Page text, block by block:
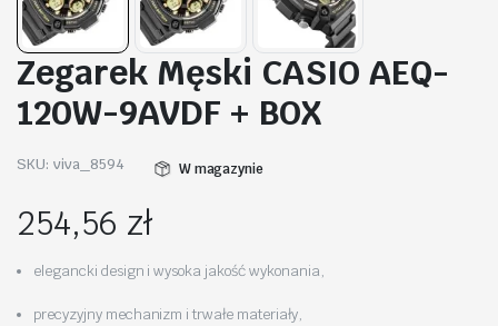
Zegarek Męski CASIO AEQ-
120W-9AVDF + BOX
SKU: viva_8594 W magazynie
254,56 zł
elegancki design i wysoka jakość wykonania,
precyzyjny mechanizm i trwałe materiały,